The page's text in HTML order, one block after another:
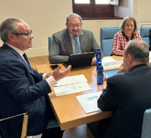
Autonómico
de
Fundaciones
CLM,
de